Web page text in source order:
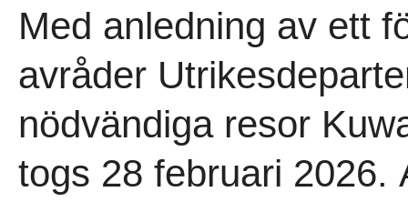
Med anledning av ett
avråder
nödvändiga resor
togs 28 februari 2026.